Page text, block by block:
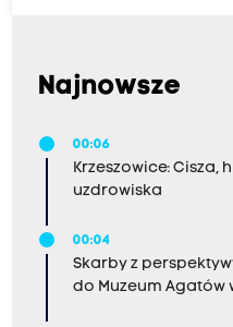
Najnowsze
00:06
Krzeszowice: Cisza,
uzdrowiska
00:04
Skarby z
do Muzeum Agatów